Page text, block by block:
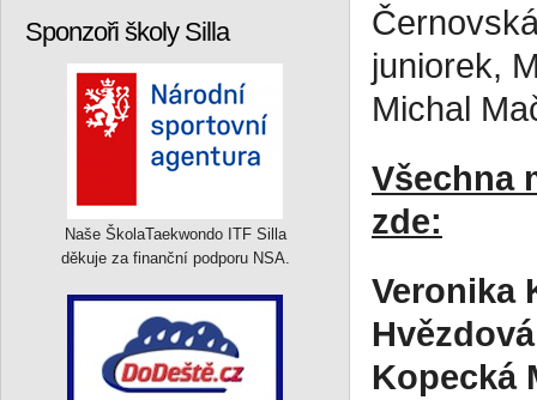
Sponzoři školy Silla
Naše ŠkolaTaekwondo ITF Silla
děkuje za finanční podporu NSA.
juniorek,
Michal
Všechna
zde:
Veronika
Kopecká